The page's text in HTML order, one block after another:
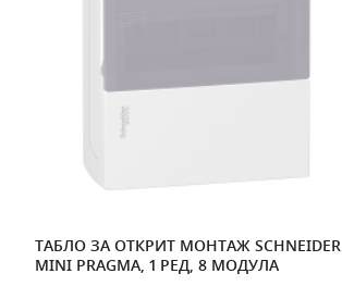
ТАБЛО ЗА ОТКРИТ МОНТАЖ SCHNEIDER
MINI PRAGMA, 1 РЕД, 8 МОДУЛА